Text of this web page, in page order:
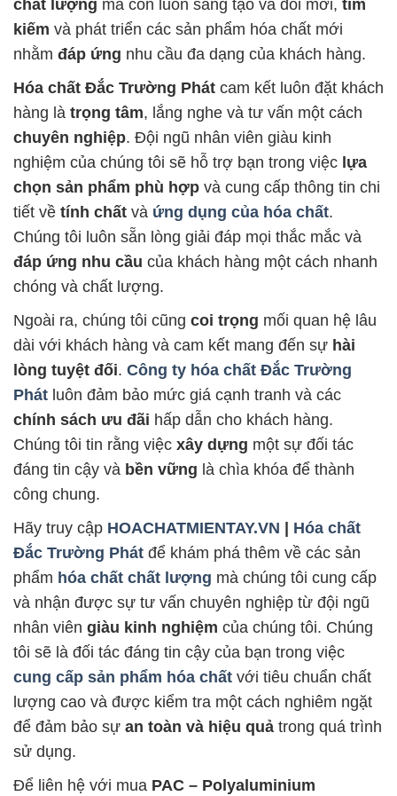
chất lượng mà còn luôn sáng tạo và đổi mới, tìm
kiếm và phát triển các sản phẩm hóa chất mới
nhằm đáp ứng nhu cầu đa dạng của khách hàng.
Hóa chất Đắc Trường Phát cam kết luôn đặt khách
hàng là trọng tâm, lắng nghe và tư vấn một cách
chuyên nghiệp. Đội ngũ nhân viên giàu kinh
nghiệm của chúng tôi sẽ hỗ trợ bạn trong việc lựa
chọn sản phẩm phù hợp và cung cấp thông tin chi
tiết về tính chất và ứng dụng của hóa chất.
Chúng tôi luôn sẵn lòng giải đáp mọi thắc mắc và
đáp ứng nhu cầu của khách hàng một cách nhanh
chóng và chất lượng.
Ngoài ra, chúng tôi cũng coi trọng mối quan hệ lâu
dài với khách hàng và cam kết mang đến sự hài
lòng tuyệt đối. Công ty hóa chất Đắc Trường
Phát luôn đảm bảo mức giá cạnh tranh và các
chính sách ưu đãi hấp dẫn cho khách hàng.
Chúng tôi tin rằng việc xây dựng một sự đối tác
đáng tin cậy và bền vững là chìa khóa để thành
công chung.
Hãy truy cập HOACHATMIENTAY.VN
Hóa chất
Đắc Trường Phát để khám phá thêm về các sản
phẩm hóa chất chất lượng mà chúng tôi cung cấp
và nhận được sự tư vấn chuyên nghiệp từ đội ngũ
nhân viên giàu kinh nghiệm của chúng tôi. Chúng
tôi sẽ là đối tác đáng tin cậy của bạn trong việc
cung cấp sản phẩm hóa chất với tiêu chuẩn chất
lượng cao và được kiểm tra một cách nghiêm ngặt
để đảm bảo sự an toàn và hiệu quả trong quá trình
sử dụng.
Để liên hệ với mua PAC – Polyaluminium